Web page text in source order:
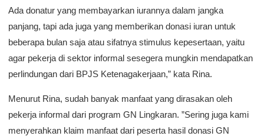
Ada donatur yang membayarkan iurannya dalam jangka
panjang, tapi ada juga yang memberikan donasi iuran untuk
beberapa bulan saja atau sifatnya stimulus kepesertaan, yaitu
agar pekerja di sektor informal sesegera mungkin mendapatkan
perlindungan dari BPJS Ketenagakerjaan,” kata Rina.
Menurut Rina, sudah banyak manfaat yang dirasakan oleh
pekerja informal dari program GN Lingkaran. ”Sering juga kami
menyerahkan klaim manfaat dari peserta hasil donasi GN